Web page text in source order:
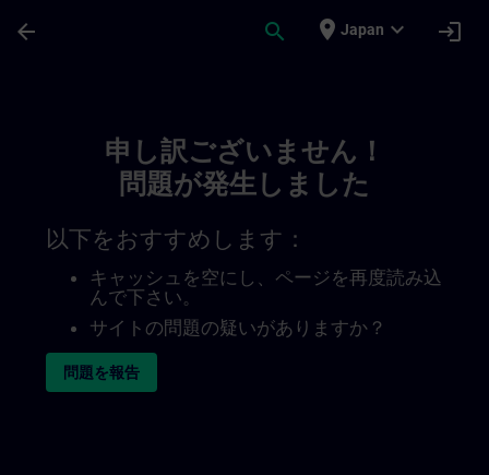
arrow_back search place Japan expand_more login
申し訳ございません！
問題が発生しました
以下をおすすめします：
キャッシュを空にし、ページを再度読み込
んで下さい。
サイトの問題の疑いがありますか？
問題を報告